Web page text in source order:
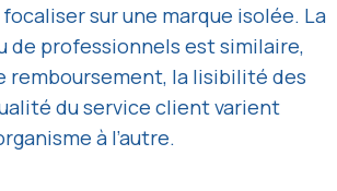
sur une marque isolée. La
de professionnels est similaire,
remboursement, la lisibilité des
du service client varient
à l’autre.